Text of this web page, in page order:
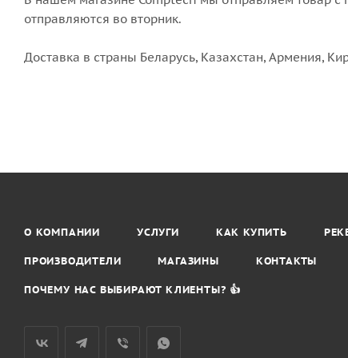
отправляются во вторник.
Доставка в страны Беларусь, Казахстан, Армения,
О КОМПАНИИ УСЛУГИ КАК КУПИТЬ
ПРОИЗВОДИТЕЛИ МАГАЗИНЫ КОНТАКТЫ
ПОЧЕМУ НАС ВЫБИРАЮТ КЛИЕНТЫ? 👍